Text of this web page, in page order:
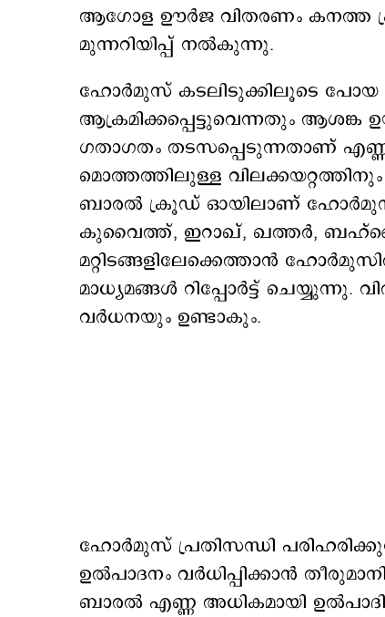
ആഗോള ഊര്‍ജ വിതരണം കനത്ത
മുന്നറിയിപ്പ് നല്‍കുന്നു.
ഹോര്‍മുസ് കടലിടുക്കിലൂടെ പോയ
ആക്രമിക്കപ്പെട്ടുവെന്നതും
ഗതാഗതം തടസപ്പെടുന്നതാണ്
മൊത്തത്തിലുള്ള
ബാരല്‍ ക്രൂഡ് ഓയിലാണ് ഹോര്‍മുസ്
കുവൈത്ത്, ഇറാഖ്, ഖത്തര്‍,
മറ്റിടങ്ങളിലേക്കെത്താന്‍
മാധ്യമങ്ങള്‍ റിപ്പോര്‍ട്ട്
വര്‍ധനയും ഉണ്ടാകും.
ഹോര്‍മുസ് പ്രതിസന്ധി
ഉല്‍പാദനം വര്‍ധിപ്പിക്കാന്‍
ബാരൽ എണ്ണ അധികമായി